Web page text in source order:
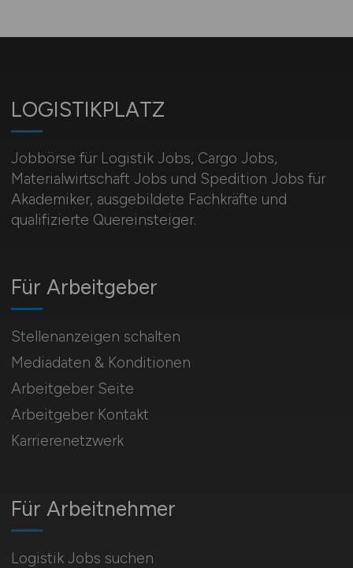
LOGISTIKPLATZ
Jobbörse für Logistik Jobs, Cargo Jobs,
Materialwirtschaft Jobs und Spedition Jobs für
Akademiker, ausgebildete Fachkräfte und
qualifizierte Quereinsteiger.
Für Arbeitnehmer
Logistik Jobs suchen
Für Arbeitgeber
Stellenanzeigen schalten
Mediadaten & Konditionen
Arbeitgeber Seite
Arbeitgeber Kontakt
Karrierenetzwerk